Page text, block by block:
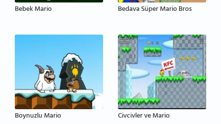
Bebek Mario Bedava Süper Mario Bros
Boynuzlu Mario Civcivler ve Mario